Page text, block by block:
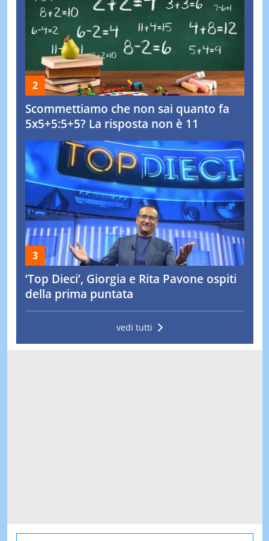
Scommettiamo che non sai quanto fa
5x5+5:5+5? La risposta non è 11
‘Top Dieci’, Giorgia e Rita Pavone ospiti
della prima puntata
vedi tutti